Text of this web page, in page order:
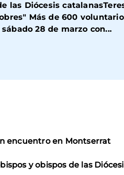
las Diócesis
Más de 600
28 de marzo con...
encuentro en Montserrat
y obispos de las